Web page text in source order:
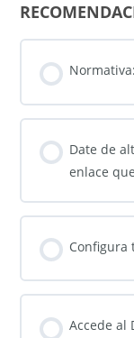
Date de
enlace
Configura
Accede al